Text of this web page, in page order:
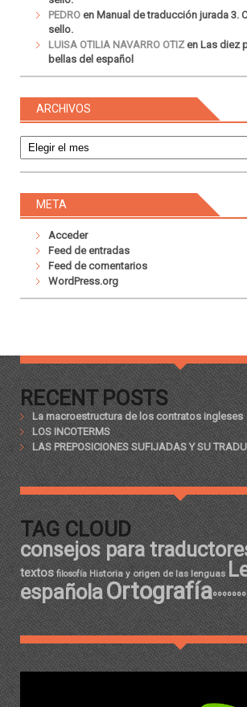
PEDRO en Manual de traducción jurada 3.
sello.
LUISA OTILIA NAVARRO OTIZ en Las diez
bellas del español
ARCHIVOS
META
Acceder
Feed de entradas
Feed de comentarios
WordPress.org
RECENT POSTS
La macroestructura de los contratos ingleses
LOS INCOTERMS
LAS PREPOSICIONES SUFIJADAS Y SU
TAG CLOUD
consejos para
textos filosofía Historia y origen de las lenguas
españolaOrtografía